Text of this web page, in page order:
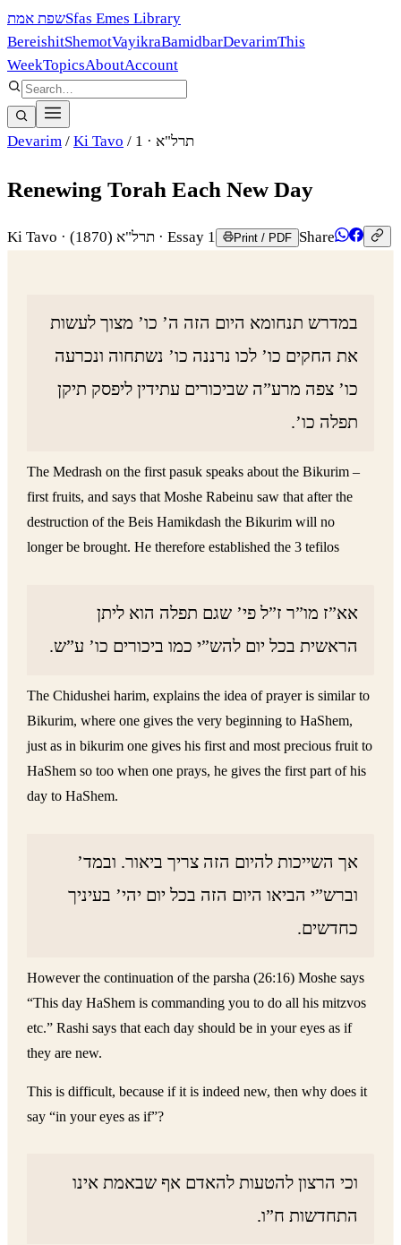
שפת אמתSfas Emes Library
BereishitShemotVayikraBamidbarDevarimThis
WeekTopicsAboutAccount
Devarim / Ki Tavo / תרל"א · 1
Renewing Torah Each New Day
Ki Tavo · תרל"א (1870) · Essay 1 Print / PDF Share
במדרש תנחומא היום הזה ה’ כו’ מצוך לעשות
את החקים כו’ לכו נרננה כו’ נשתחוה ונכרעה
כו’ צפה מרע”ה שביכורים עתידין ליפסק תיקן
תפלה כו’.
The Medrash on the first pasuk speaks about the Bikurim –
first fruits, and says that Moshe Rabeinu saw that after the
destruction of the Beis Hamikdash the Bikurim will no
longer be brought. He therefore established the 3 tefilos
אא”ז מו”ר ז”ל פי’ שגם תפלה הוא ליתן
הראשית בכל יום להש”י כמו ביכורים כו’ ע”ש.
The Chidushei harim, explains the idea of prayer is similar to
Bikurim, where one gives the very beginning to HaShem,
just as in bikurim one gives his first and most precious fruit to
HaShem so too when one prays, he gives the first part of his
day to HaShem.
אך השייכות להיום הזה צריך ביאור. ובמד’
וברש”י הביאו היום הזה בכל יום יהי’ בעיניך
כחדשים.
However the continuation of the parsha (26:16) Moshe says
“This day HaShem is commanding you to do all his mitzvos
etc.” Rashi says that each day should be in your eyes as if
they are new.
This is difficult, because if it is indeed new, then why does it
say “in your eyes as if”?
וכי הרצון להטעות להאדם אף שבאמת אינו
התחדשות ח”ו.